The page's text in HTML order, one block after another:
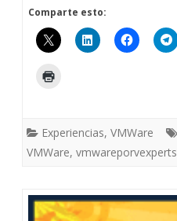
Comparte esto:
Experiencias, VMWare
VMWare, vmwareporvexperts